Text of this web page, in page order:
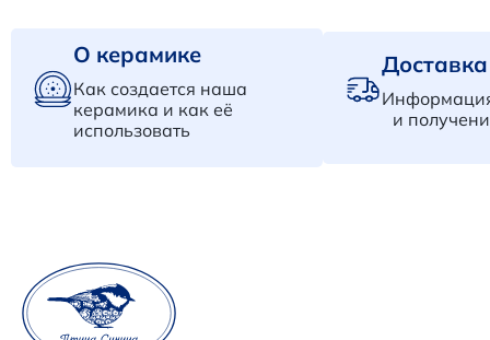
О керамике
Как создается наша
керамика и как её
использовать
и